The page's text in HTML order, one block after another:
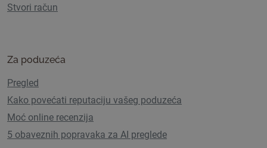
Stvori račun
Za poduzeća
Pregled
Kako povećati reputaciju vašeg poduzeća
Moć online recenzija
5 obaveznih popravaka za AI preglede